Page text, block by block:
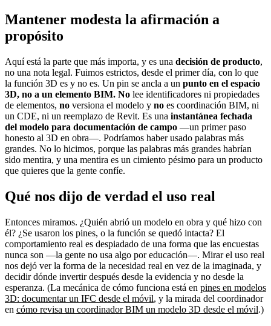
Mantener modesta la afirmación a
propósito
Aquí está la parte que más importa, y es una decisión de producto,
no una nota legal. Fuimos estrictos, desde el primer día, con lo que
la función 3D es y no es. Un pin se ancla a un punto en el espacio
3D, no a un elemento BIM. No lee identificadores ni propiedades
de elementos, no versiona el modelo y no es coordinación BIM, ni
un CDE, ni un reemplazo de Revit. Es una instantánea fechada
del modelo para documentación de campo —un primer paso
honesto al 3D en obra—. Podríamos haber usado palabras más
grandes. No lo hicimos, porque las palabras más grandes habrían
sido mentira, y una mentira es un cimiento pésimo para un producto
que quieres que la gente confíe.
Qué nos dijo de verdad el uso real
Entonces miramos. ¿Quién abrió un modelo en obra y qué hizo con
él? ¿Se usaron los pines, o la función se quedó intacta? El
comportamiento real es despiadado de una forma que las encuestas
nunca son —la gente no usa algo por educación—. Mirar el uso real
nos dejó ver la forma de la necesidad real en vez de la imaginada, y
decidir dónde invertir después desde la evidencia y no desde la
esperanza. (La mecánica de cómo funciona está en pines en modelos
3D: documentar un IFC desde el móvil, y la mirada del coordinador
en cómo revisa un coordinador BIM un modelo 3D desde el móvil.)